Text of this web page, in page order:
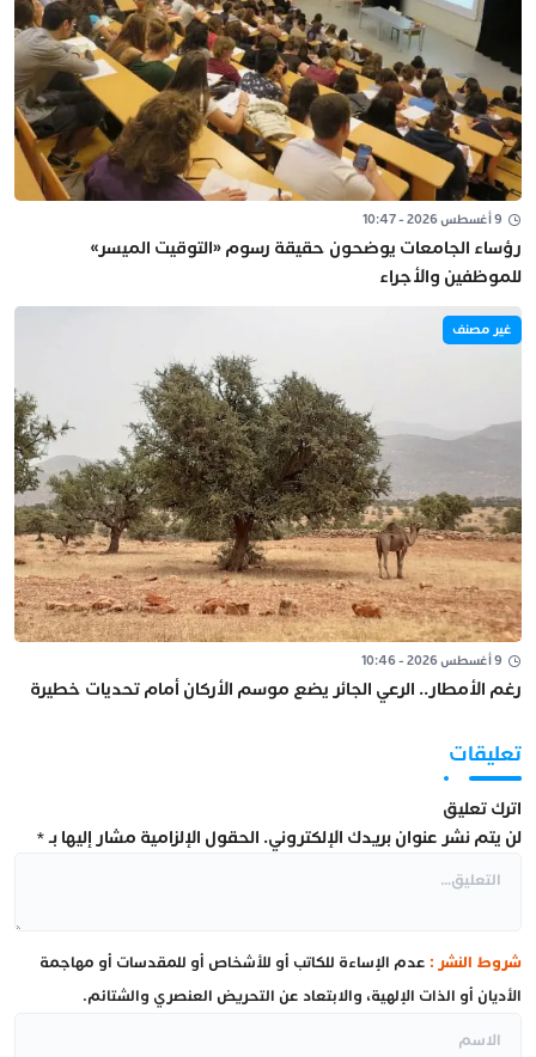
9 أغسطس 2026 - 10:47
رؤساء الجامعات يوضحون حقيقة رسوم «التوقيت الميسر»
للموظفين والأجراء
غير مصنف
9 أغسطس 2026 - 10:46
رغم الأمطار.. الرعي الجائر يضع موسم الأركان أمام تحديات خطيرة
تعليقات
اترك تعليق
لن يتم نشر عنوان بريدك الإلكتروني. الحقول الإلزامية مشار إليها بـ*
شروط النشر : عدم الإساءة للكاتب أو للأشخاص أو للمقدسات أو مهاجمة
الأديان أو الذات الإلهية، والابتعاد عن التحريض العنصري والشتائم.